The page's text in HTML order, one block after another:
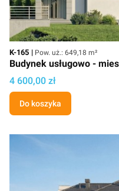
Kod
K-165 Powierzchnia użytkowa
Pow. uż.: 649,18 m²
Budynek usługowo -
Cena projektu
4 600,00 zł
Do koszyka